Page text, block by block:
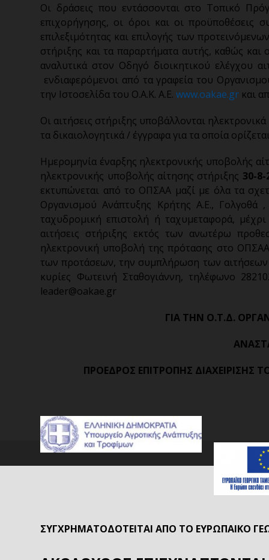
Οι δράσεις που εντάσσονται στο Τοπικό
επιχορήγησης, οι όροι και οι προϋποθέσεις
επιλεξιμότητας και επιλογής των
στήριξης και τα παραρτήματα αυτής, καθώς
αναλυτικά στον Οδηγό διοικητικού ελέγχου
ενδιαφερόμενοι από τα γραφεία του
την Ιστοσελίδα του Ο.Α.Κ. Α.Ε.www.oakae.gr και
Οι αιτήσεις στήριξης υποβάλλονται
τα δικαιολογητικά / έγγραφα για τα οποία
Ημερομηνία έναρξης ηλεκτρονικής υποβολής
ηλεκτρονικής υποβολής αίτησης στήριξης 30-
εκτυπώνεται από το ΟΠΣΑΑ μαζί με όλα τα
Οργανισμού Ανάπτυξης Κρήτης Α.Ε., Γολγοθά
ταχυδρομική επιστολή ή ταχυμεταφορά,
αιτήσεις στήριξης εκτός των ανωτέρω
ηλεκτρονική υποβολή της πρότασης στο
των προτάσεων, την συμπλήρωση των αιτήσεων
κυρίες Φωτεινή Σταθογιάννη, τηλέφωνο
leader@oakae.gr
ΓΙΑ ΤΗΝ Ο.Τ.Δ.
ΠΡΟΕΔΡΟΣ ΕΠΙΤΡΟΠΗΣ ΔΙΑΧΕΙΡΙΣΗΣ
ΣΥΓΧΡΗΜΑΤΟΔΟΤΕΙΤΑΙ ΑΠΟ ΤΟ ΕΥΡΩΠΑΙΚΟ